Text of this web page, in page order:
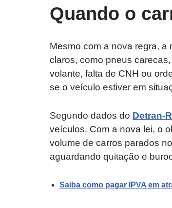
Quando o
Mesmo com a nova regra,
claros, como pneus
volante, falta de CNH ou
se o veículo estiver em
Segundo dados do Detran-
veículos. Com a nova lei, o
volume de carros parados
aguardando quitação e
Saiba como pagar IPVA em